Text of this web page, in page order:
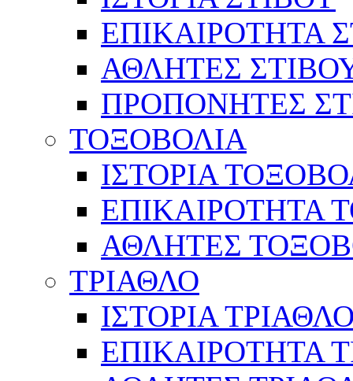
ΕΠΙΚΑΙΡΟΤΗΤΑ
ΑΘΛΗΤΕΣ
ΠΡΟΠΟΝΗΤΕΣ
ΤΟΞΟΒΟΛΙΑ
ΙΣΤΟΡΙΑ
ΕΠΙΚΑΙΡΟΤΗΤΑ
ΑΘΛΗΤΕΣ
ΤΡΙΑΘΛΟ
ΙΣΤΟΡΙΑ
ΕΠΙΚΑΙΡΟΤΗΤΑ